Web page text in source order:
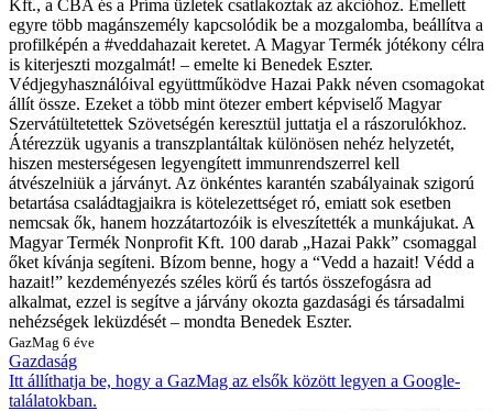
Kft., a CBA és a Príma üzletek csatlakoztak az akcióhoz. Emellett
egyre több magánszemély kapcsolódik be a mozgalomba, beállítva a
profilképén a #veddahazait keretet. A Magyar Termék jótékony célra
is kiterjeszti mozgalmát! – emelte ki Benedek Eszter.
Védjegyhasználóival együttműködve Hazai Pakk néven csomagokat
állít össze. Ezeket a több mint ötezer embert képviselő Magyar
Szervátültetettek Szövetségén keresztül juttatja el a rászorulókhoz.
Átérezzük ugyanis a transzplantáltak különösen nehéz helyzetét,
hiszen mesterségesen legyengített immunrendszerrel kell
átvészelniük a járványt. Az önkéntes karantén szabályainak szigorú
betartása családtagjaikra is kötelezettséget ró, emiatt sok esetben
nemcsak ők, hanem hozzátartozóik is elveszítették a munkájukat. A
Magyar Termék Nonprofit Kft. 100 darab „Hazai Pakk” csomaggal
őket kívánja segíteni. Bízom benne, hogy a “Vedd a hazait! Védd a
hazait!” kezdeményezés széles körű és tartós összefogásra ad
alkalmat, ezzel is segítve a járvány okozta gazdasági és társadalmi
nehézségek leküzdését – mondta Benedek Eszter.
GazMag 6 éve
Gazdaság
Itt állíthatja be, hogy a GazMag az elsők között legyen a Google-
találatokban.